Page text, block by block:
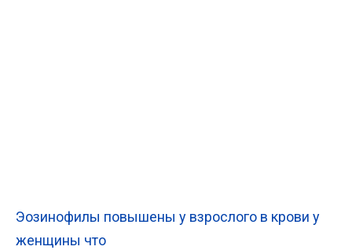
Эозинофилы повышены у взрослого в крови у
женщины что